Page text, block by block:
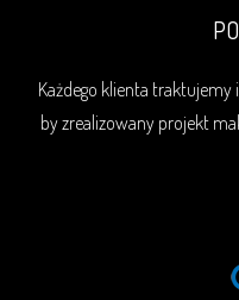
Każdego klienta
by zrealizowany projekt